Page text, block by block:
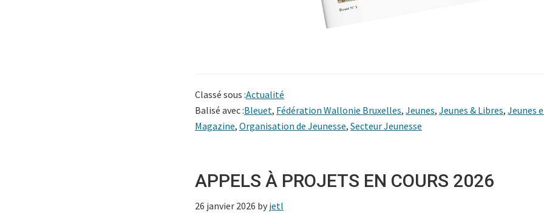
Classé sous :Actualité
Balisé avec :Bleuet, Fédération Wallonie Bruxelles, Jeunes, Jeunes & Libres, Jeunes
Magazine, Organisation de Jeunesse, Secteur Jeunesse
APPELS À PROJETS EN COURS 2026
26 janvier 2026 by jetl